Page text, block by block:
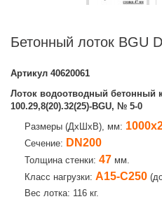
Бетонный лоток BGU
Артикул 40620061
Лоток водоотводный бетонный
100.29,8(20).32(25)-BGU, № 5-0
Размеры (ДхШхВ), мм:
Сечение: DN200
Толщина стенки: 47 мм.
Класс нагрузки: А15-С250
Вес лотка: 116 кг.